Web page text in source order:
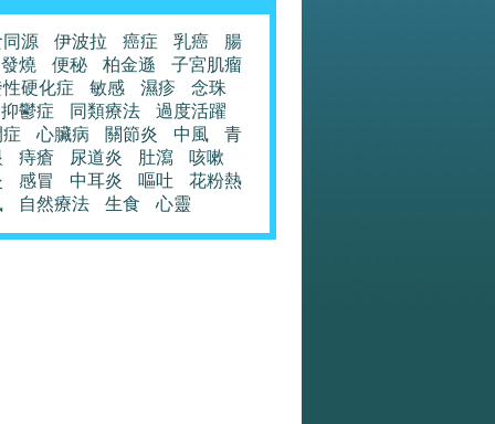
源 伊波拉 癌症 乳癌
腸
發燒
便秘 柏金遜
子宮肌瘤
硬化症
敏感 濕疹
念珠
抑鬱症
同類療法
過度活躍
心臟病 關節炎 中風
青
痔瘡 尿道炎 肚瀉
咳嗽
感冒 中耳炎 嘔吐
花粉熱
自然療法 生食 心靈